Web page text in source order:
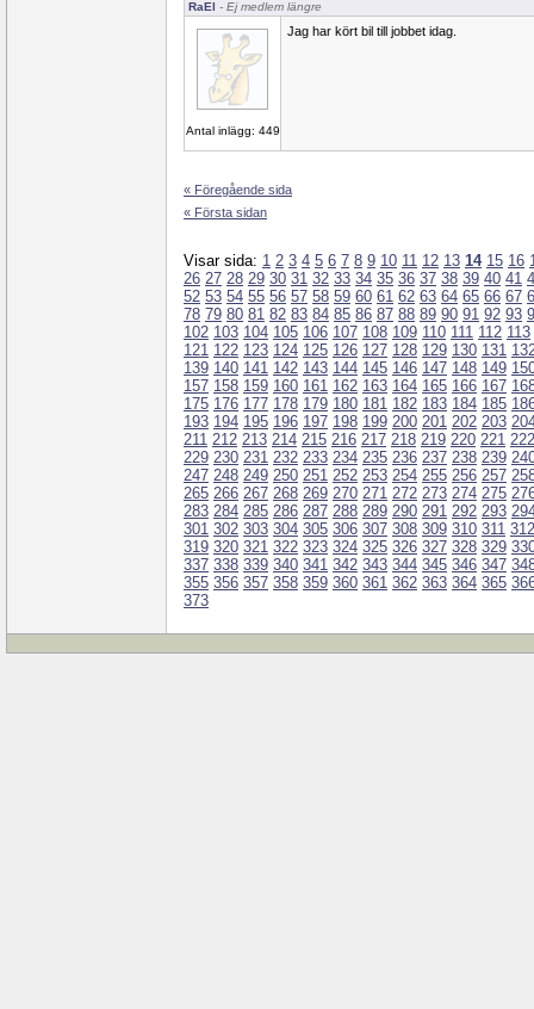
RaEl - Ej medlem längre
Antal inlägg: 449
Jag har kört bil till jobbet idag.
« Föregående sida
« Första sidan
Visar sida: 1 2 3 4 5 6 7 8 9 10 11 12 13 14 15 16
26 27 28 29 30 31 32 33 34 35 36 37 38 39 40 41
52 53 54 55 56 57 58 59 60 61 62 63 64 65 66 67
78 79 80 81 82 83 84 85 86 87 88 89 90 91 92 93
102 103 104 105 106 107 108 109 110 111 112 113
121 122 123 124 125 126 127 128 129 130 131
139 140 141 142 143 144 145 146 147 148 149
157 158 159 160 161 162 163 164 165 166 167
175 176 177 178 179 180 181 182 183 184 185
193 194 195 196 197 198 199 200 201 202 203
211 212 213 214 215 216 217 218 219 220 221 222
229 230 231 232 233 234 235 236 237 238 239
247 248 249 250 251 252 253 254 255 256 257
265 266 267 268 269 270 271 272 273 274 275
283 284 285 286 287 288 289 290 291 292 293
301 302 303 304 305 306 307 308 309 310 311 312
319 320 321 322 323 324 325 326 327 328 329
337 338 339 340 341 342 343 344 345 346 347
355 356 357 358 359 360 361 362 363 364 365
373